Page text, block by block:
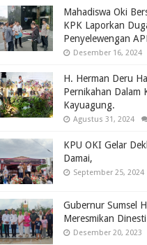
Mahadiswa Oki
KPK Laporkan
Penyelewengan
Desember 16, 2024
H. Herman Deru
Pernikahan Dalam
Kayuagung.
Agustus 31, 2024
KPU OKI Gelar
Damai,
September 25, 2024
Gubernur Sumsel
Meresmikan
Desember 20, 2023